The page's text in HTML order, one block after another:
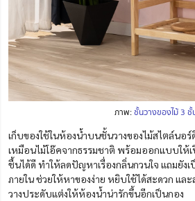
ภาพ:ชั้นวางของไม้ 3 ชั้
เก็บของใช้ในห้องน้ำบนชั้นวางของไม้สไตล์นอ
เหมือนไม้โอ๊คจากธรรมชาติ พร้อมออกแบบให้
ชื้นได้ดี ทำให้ลดปัญหาเรื่องกลิ่นกวนใจ แถมยังเ
ภายใน ช่วยให้หาของง่าย หยิบใช้ได้สะดวก และ
วางประดับแต่งให้ห้องน้ำน่ารักขึ้นอีกเป็นกอง